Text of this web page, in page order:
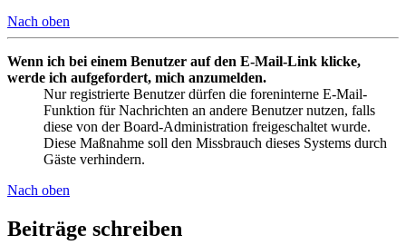
Nach oben
Wenn ich bei einem Benutzer auf den E-Mail-Link klicke,
werde ich aufgefordert, mich anzumelden.
Nur registrierte Benutzer dürfen die foreninterne E-Mail-
Funktion für Nachrichten an andere Benutzer nutzen, falls
diese von der Board-Administration freigeschaltet wurde.
Diese Maßnahme soll den Missbrauch dieses Systems durch
Gäste verhindern.
Nach oben
Beiträge schreiben